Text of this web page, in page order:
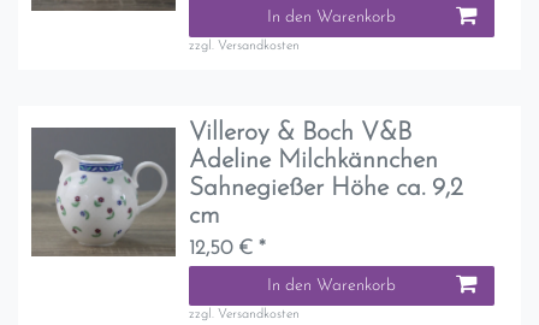
In den Warenkorb
zzgl. Versandkosten
Villeroy & Boch V&B
Adeline Milchkännchen
Sahnegießer Höhe ca. 9,2
cm
12,50 € *
In den Warenkorb
zzgl. Versandkosten